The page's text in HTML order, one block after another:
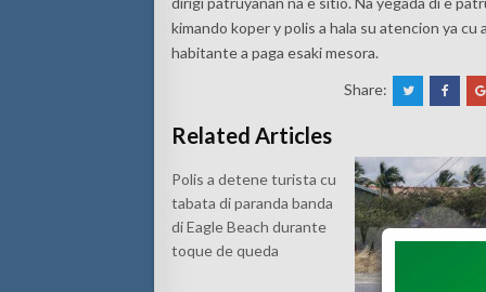
kimando koper y polis a hala su atencion ya
habitante a paga esaki mesora.
Share:
Related Articles
Polis a detene turista cu
tabata di paranda banda
di Eagle Beach durante
toque de queda